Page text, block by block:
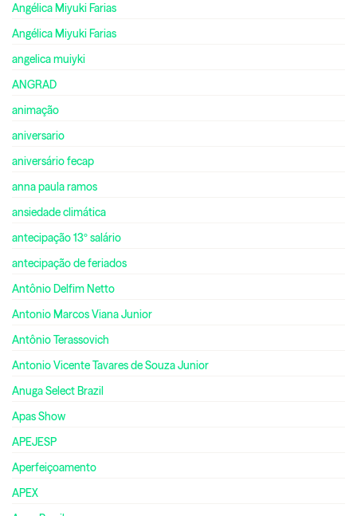
Angélica Miyuki Farias
Angélica Miyuki Farias
angelica muiyki
ANGRAD
animação
aniversario
aniversário fecap
anna paula ramos
ansiedade climática
antecipação 13º salário
antecipação de feriados
Antônio Delfim Netto
Antonio Marcos Viana Junior
Antônio Terassovich
Antonio Vicente Tavares de Souza Junior
Anuga Select Brazil
Apas Show
APEJESP
Aperfeiçoamento
APEX